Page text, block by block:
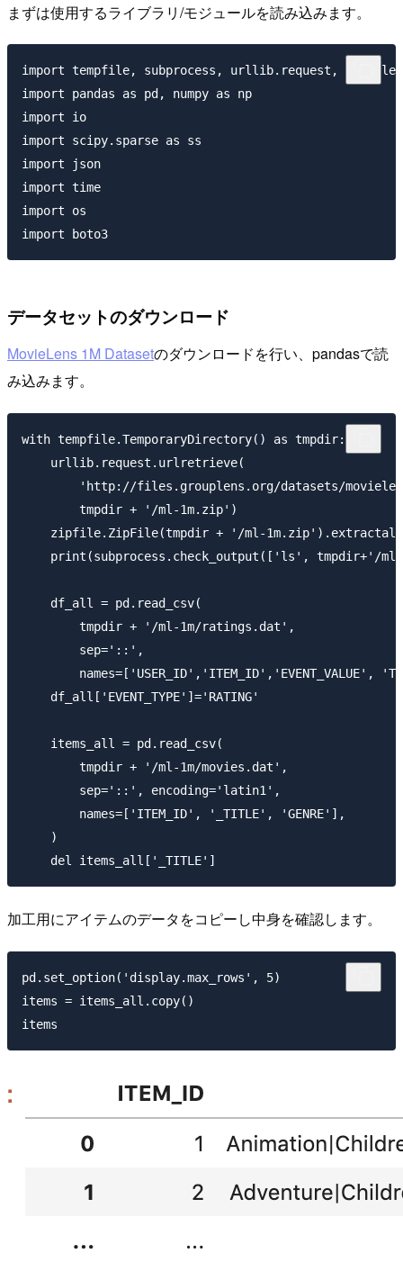
まずは使用するライブラリ/モジュールを読み込みます。
import tempfile, subprocess, urllib.request, zipfile
import pandas as pd, numpy as np
import io
import scipy.sparse as ss
import json
import time
import os
データセットのダウンロード
MovieLens 1M Datasetのダウンロードを行い、pandasで読
み込みます。
with tempfile.TemporaryDirectory() as tmpdir:
    urllib.request.urlretrieve(
'http://files.grouplens.org/datasets/
        tmpdir + '/ml-1m.zip')
zipfile.ZipFile(tmpdir + '/ml-
print(subprocess.check_output(['ls', tmpdir+'/
    df_all = pd.read_csv(
        tmpdir + '/ml-1m/ratings.dat',
        sep='::',
names=['USER_ID','ITEM_ID','EVENT_VALUE',
    df_all['EVENT_TYPE']='RATING'
    items_all = pd.read_csv(
        tmpdir + '/ml-1m/movies.dat',
        sep='::', encoding='latin1',
        names=['ITEM_ID', '_TITLE', 'GENRE'],
    )
加工用にアイテムのデータをコピーし中身を確認します。
pd.set_option('display.max_rows', 5)
items = items_all.copy()